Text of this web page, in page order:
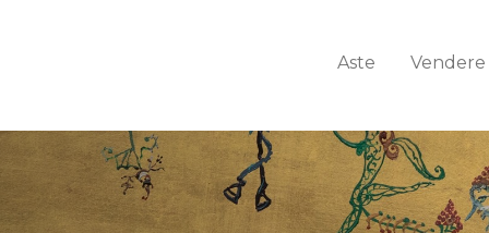
Aste Vendere